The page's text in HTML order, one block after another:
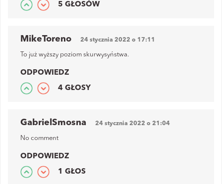
5 GŁOSÓW
MikeToreno 24 stycznia 2022 o 17:11
To już wyższy poziom skurwysyństwa.
ODPOWIEDZ
4 GŁOSY
GabrielSmosna 24 stycznia 2022 o 21:04
No comment
ODPOWIEDZ
1 GŁOS